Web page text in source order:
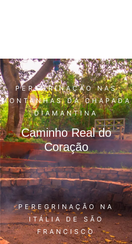
PEREGRINAÇÃO NAS
MONTANHAS DA CHAPADA
DIAMANTINA
Caminho Real do
Coração
PEREGRINAÇÃO NA
ITÁLIA DE SÃO
FRANCISCO